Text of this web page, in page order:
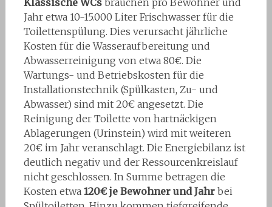
Jahr etwa 10-15.000 Liter Frischwasser für die
Toilettenspülung. Dies verursacht jährliche
Kosten für die Wasseraufbereitung und
Abwasserreinigung von etwa 80€. Die
Wartungs- und Betriebskosten für die
Installationstechnik (Spülkasten, Zu- und
Abwasser) sind mit 20€ angesetzt. Die
Reinigung der Toilette von hartnäckigen
Ablagerungen (Urinstein) wird mit weiteren
20€ im Jahr veranschlagt. Die Energiebilanz ist
deutlich negativ und der Ressourcenkreislauf
nicht geschlossen. In Summe betragen die
Kosten etwa 120€ je Bewohner und Jahrbei